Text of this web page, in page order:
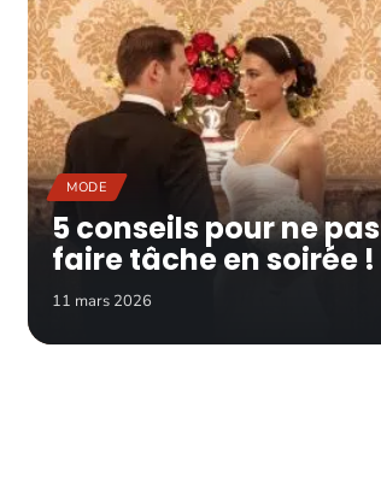
MODE
5 conseils pour ne pas
faire tâche en soirée !
11 mars 2026